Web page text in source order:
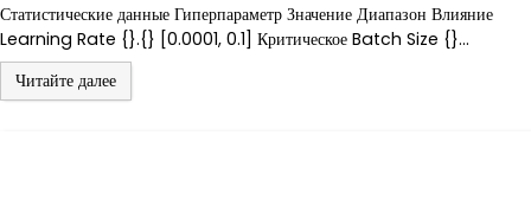
Статистические данные Гиперпараметр Значение Диапазон Влияние
Learning Rate {}.{} [0.0001, 0.1] Критическое Batch Size {}…
Читайте далее